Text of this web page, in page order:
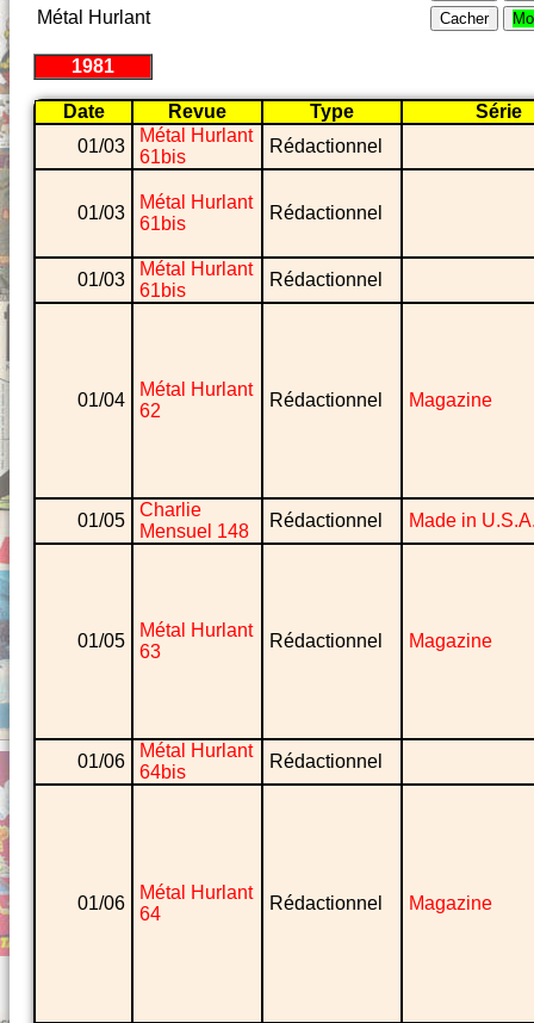
Métal Hurlant Cacher
1981
Date Revue Type
Série
01/03
Métal Hurlant
61bis
Rédactionnel
01/03
Métal Hurlant
61bis
Rédactionnel
01/03
Métal Hurlant
61bis
Rédactionnel
01/04
Métal Hurlant
62
Rédactionnel Magazine
01/05
Charlie
Mensuel 148
Rédactionnel Made in
01/05
Métal Hurlant
63
Rédactionnel Magazine
01/06
Métal Hurlant
64bis
Rédactionnel
01/06
Métal Hurlant
64
Rédactionnel Magazine